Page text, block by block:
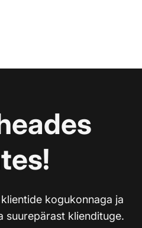
kogukonnaga ja
suurepärast kliendituge.